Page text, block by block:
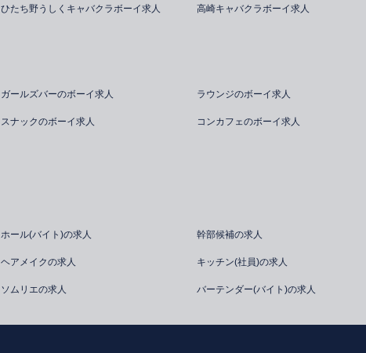
ひたち野うしくキャバクラボーイ求人 高崎キャバクラボーイ求人
ガールズバーのボーイ求人 ラウンジのボーイ求人
スナックのボーイ求人 コンカフェのボーイ求人
ホール(バイト)の求人 幹部候補の求人
ヘアメイクの求人 キッチン(社員)の求人
ソムリエの求人 バーテンダー(バイト)の求人